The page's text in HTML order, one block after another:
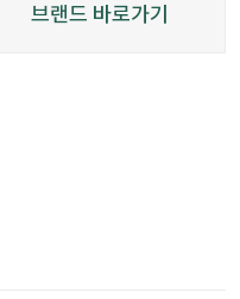
브랜드 바로가기